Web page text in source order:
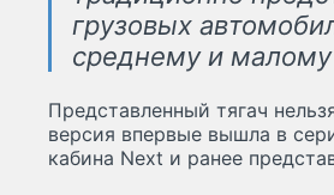
грузовых
среднему и малому
Представленный тягач
версия впервые вышла в
кабина Next и ранее